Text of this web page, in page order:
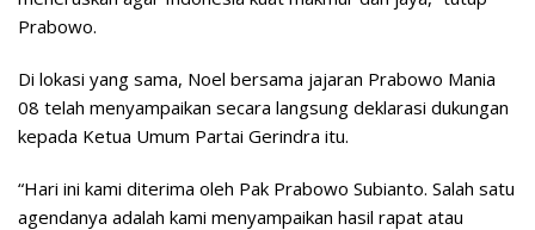
Prabowo.
Di lokasi yang sama, Noel bersama jajaran Prabowo Mania
08 telah menyampaikan secara langsung deklarasi dukungan
kepada Ketua Umum Partai Gerindra itu.
“Hari ini kami diterima oleh Pak Prabowo Subianto. Salah satu
agendanya adalah kami menyampaikan hasil rapat atau